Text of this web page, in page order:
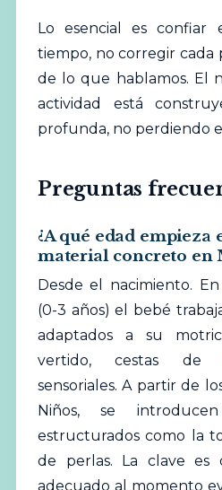
Lo esencial es confiar
tiempo, no corregir cada
de lo que hablamos. El
actividad está
profunda, no perdiendo
Preguntas
¿A qué edad empieza
material concreto en
Desde el nacimiento.
(0-3 años) el bebé
adaptados a su
vertido, cestas de
sensoriales. A partir de
Niños, se
estructurados como la
de perlas. La clave es
adecuado al momento